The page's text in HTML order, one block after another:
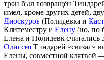
трон был возвращён
имел, кроме других детей,
Диоскуров (Полидевка и
Клитеместру и Елену (но, по
Елена и Полидевк считались
Одиссея Тиндарей «связал»
Елены, совместной клятвой